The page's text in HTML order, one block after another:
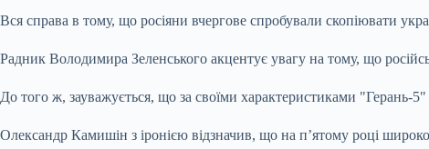
Вся справа в тому, що росіяни вчергове спробували скопіювати
Радник Володимира Зеленського акцентує увагу на тому, що
До того ж, зауважується, що за своїми характеристиками "Герань-
Олександр Камишін з іронією відзначив, що на п’ятому році